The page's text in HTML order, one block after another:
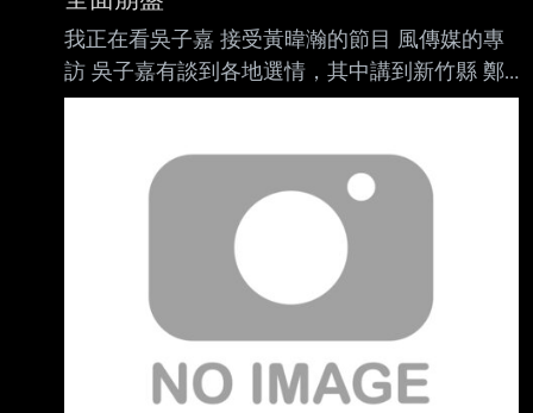
我正在看吳子嘉 接受黃暐瀚的節目 風傳媒的專
訪 吳子嘉有談到各地選情，其中講到新竹縣 鄭
朝方將會讓民進黨一屍五命
光這禮拜 他就爆了鄭朝方他爸借錢沒還的案
子，下禮拜吳子嘉還要再繼續爆料 吳子嘉接著
說 這禮拜一還禮拜二 他就爆料了，鄭朝方有沒
有反應 ? 鄭朝方沒有反應嘛、不敢告我嘛。 最
後吳子嘉結論 新竹縣徐欣瑩篤定當選，而鄭朝
方會拖累民進黨全國選情 至少一屍五命 民進黨
完了 政黑怎麼看 ?? --